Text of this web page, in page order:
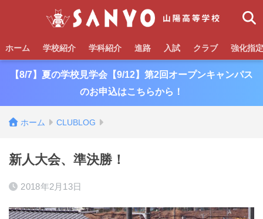
ホーム 学校紹介 学科紹介 進路 入試 クラブ 強化指
【8/7】夏の学校見学会【9/12】第2回オープンキャンパス
のお申込はこちらから！
ホーム CLUBLOG
新人大会、準決勝！
2018年2月13日